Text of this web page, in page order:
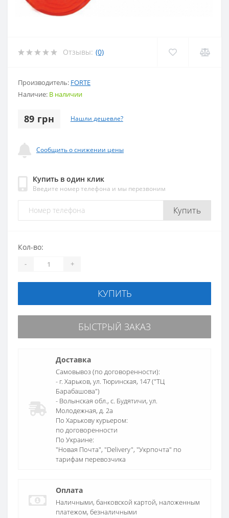
Отзывы: (0)
Производитель: FORTE
Наличие: В наличии
89 грн Нашли дешевле?
Сообщить о снижении цены
Купить в один клик
Введите номер телефона и мы перезвоним
Купить
Кол-во:
- +
КУПИТЬ
БЫСТРЫЙ ЗАКАЗ
Доставка
Самовывоз (по договоренности):
- г. Харьков, ул. Тюринская, 147 ("ТЦ
Барабашова")
- Волынская обл., c. Будятичи, ул.
Молодежная, д. 2а
По Харькову курьером:
по договоренности
По Украине:
"Новая Почта", "Delivery", "Укрпочта" по
тарифам перевозчика
Оплата
Наличными, банковской картой, наложенным
платежом, безналичными